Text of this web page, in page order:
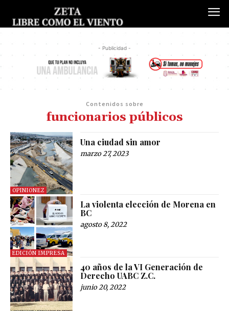
- Publicidad -
Contenidos sobre
funcionarios públicos
OPINIONEZ
Una ciudad sin amor
marzo 27, 2023
EDICIÓN IMPRESA
La violenta elección de Morena en
BC
agosto 8, 2022
40 años de la VI Generación de
Derecho UABC Z.C.
junio 20, 2022